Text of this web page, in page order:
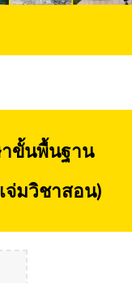
ขั้นพื้นฐาน
จ่มวิชาสอน)